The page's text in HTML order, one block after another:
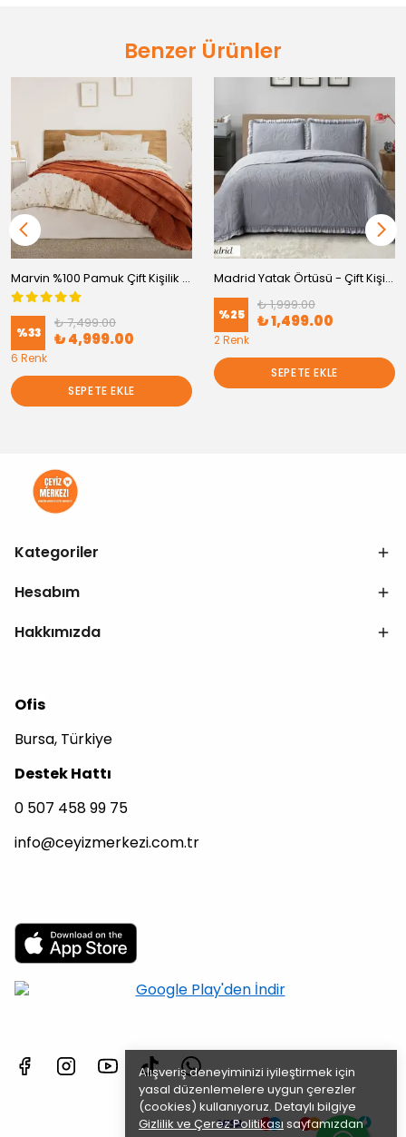
Alışveriş deneyiminizi iyileştirmek için
yasal düzenlemelere uygun çerezler
(cookies) kullanıyoruz. Detaylı bilgiye
Gizlilik ve Çerez Politikası sayfamızdan
Benzer Ürünler
Marvin %100 Pamuk Çift Kişilik Çeyiz Seti Çiçek Desenli Nevresim Takımı Yatak Örtülü Set
%33
₺ 7,499.00
₺ 4,999.00
6 Renk
SEPETE EKLE
Madrid Yatak Örtüsü - Çift Kişilik
%25
₺ 1,999.00
₺ 1,499.00
2 Renk
SEPETE EKLE
Kategoriler
Hesabım
Hakkımızda
Ofis
Bursa, Türkiye
Destek Hattı
0 507 458 99 75
info@ceyizmerkezi.com.tr